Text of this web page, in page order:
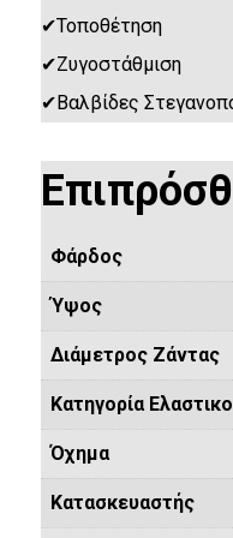
✔Τοποθέτηση
✔Ζυγοστάθμιση
✔Βαλβίδες
Φάρδος
Ύψος
Διάμετρος Ζάντας
Κατηγορία
Όχημα
Κατασκευαστής